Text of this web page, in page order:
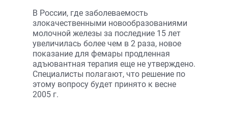
В России, где заболеваемость
злокачественными новообразованиями
молочной железы за последние 15 лет
увеличилась более чем в 2 раза, новое
показание для фемары продленная
адъювантная терапия еще не утверждено.
Специалисты полагают, что решение по
этому вопросу будет принято к весне
2005 г.